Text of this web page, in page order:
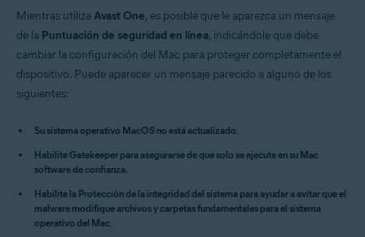
Sistemas operativos:
Apple macOS 12.x (Monterey)
Apple macOS 10.15.x (Catalina)
Apple macOS 10.13.x (High Sierra)
Mientras utiliza Avast One, es posible que le aparezca un mensaje
de la Puntuación de seguridad en línea, indicándole que debe
cambiar la configuración del Mac para proteger completamente el
dispositivo. Puede aparecer un mensaje parecido a alguno de los
siguientes:
Su sistema operativo MacOS no está actualizado.
Habilite Gatekeeper para asegurarse de que solo se ejecute en su Mac
software de confianza.
Habilite la Protección de la integridad del sistema para ayudar a evitar que el
malware modifique archivos y carpetas fundamentales para el sistema
operativo del Mac.